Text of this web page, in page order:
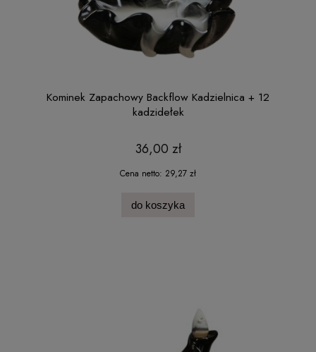
Kominek Zapachowy Backflow Kadzielnica + 12
kadzidełek
36,00 zł
Cena netto: 29,27 zł
do koszyka